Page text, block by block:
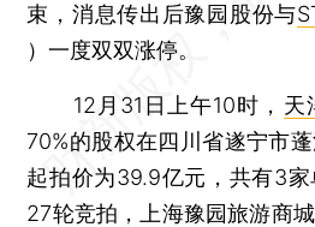
束，消息传出后豫园股份与
）一度双双涨停。
12月31日上午10时， 天
70%的股权在四川省遂宁市蓬
起拍价为39.9亿元，共有3
27轮竞拍，上海豫园旅游商